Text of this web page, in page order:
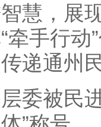
慧，展
牵手行
递通州
被民进